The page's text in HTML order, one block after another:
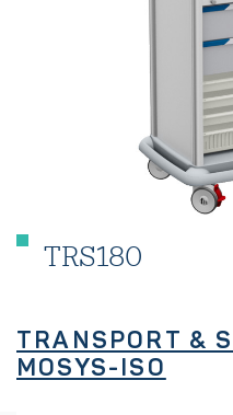
TRS180
TRANSPORT &
MOSYS-ISO